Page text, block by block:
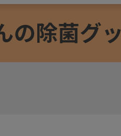
の除菌グ